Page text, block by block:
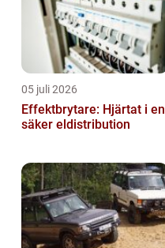
05 juli 2026
Effektbrytare: Hjärtat i en
säker eldistribution